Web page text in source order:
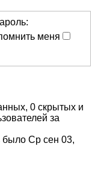
меня
0 скрытых и
за
было Ср сен 03,